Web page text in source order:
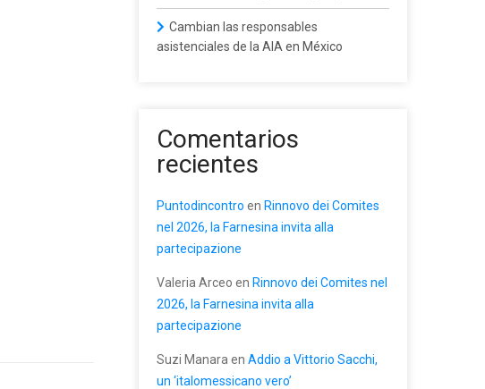
Cambian las responsables
asistenciales de la AIA en México
Comentarios
recientes
Puntodincontro en Rinnovo dei Comites
nel 2026, la Farnesina invita alla
partecipazione
Valeria Arceo en Rinnovo dei Comites nel
2026, la Farnesina invita alla
partecipazione
Suzi Manara en Addio a Vittorio Sacchi,
un ‘italomessicano vero’